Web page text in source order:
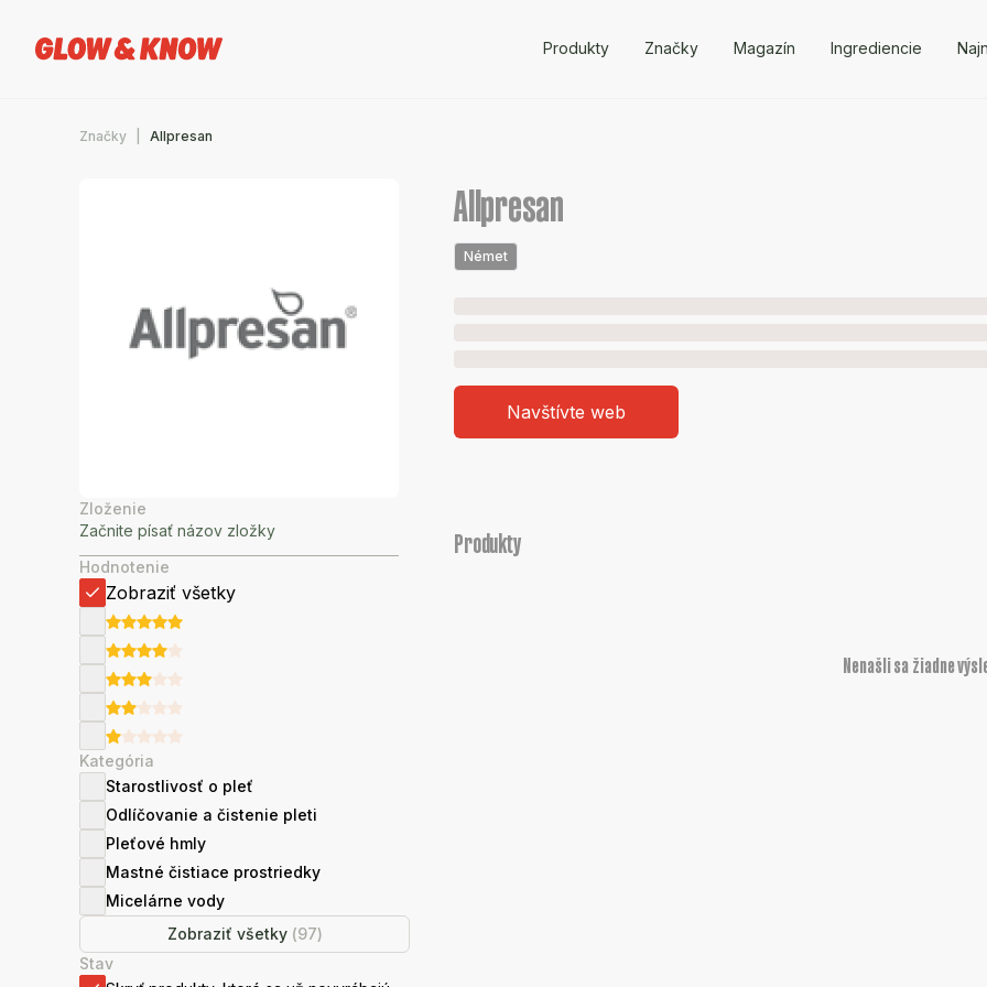
Produkty Značky Magazín Ingrediencie
Značky Allpresan
Zloženie
Hodnotenie
Zobraziť všetky
Kategória
Starostlivosť o pleť
Odlíčovanie a čistenie pleti
Pleťové hmly
Mastné čistiace prostriedky
Micelárne vody
Zobraziť všetky (97)
Stav
Allpresan
Német
Navštívte web
Produkty
Nenašli sa žiadne